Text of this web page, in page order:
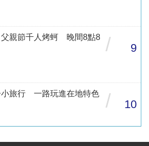
父親節千人烤蚵 晚間8點8
/ 9
小旅行 一路玩進在地特色
/ 10